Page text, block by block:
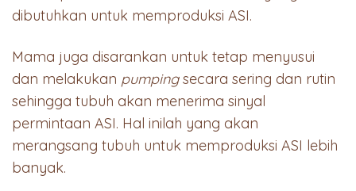
dibutuhkan untuk memproduksi ASI.
Mama juga disarankan untuk tetap menyusui
dan melakukan pumpingsecara sering dan rutin
sehingga tubuh akan menerima sinyal
permintaan ASI. Hal inilah yang akan
merangsang tubuh untuk memproduksi ASI lebih
banyak.